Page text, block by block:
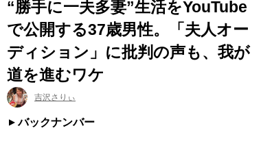
“勝手に一夫多妻”生活をYouTube
で公開する37歳男性。「夫人オー
ディション」に批判の声も、我が
道を進むワケ
吉沢さりぃ
バックナンバー